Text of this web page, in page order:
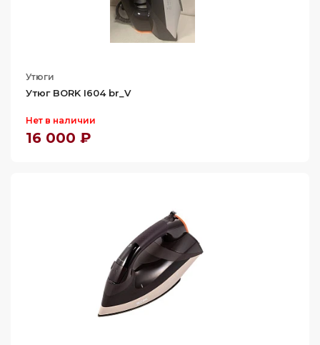
Утюги
Утюг BORK I604 br_V
Нет в наличии
16 000 ₽